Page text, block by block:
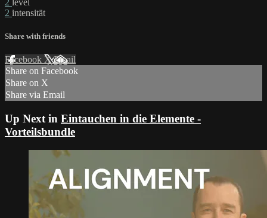
2 level
2 intensität
Share with friends
Facebook XEmail
Share on Facebook
Share on X
Share via Email
Up Next in Eintauchen in die Elemente -
Vorteilsbundle